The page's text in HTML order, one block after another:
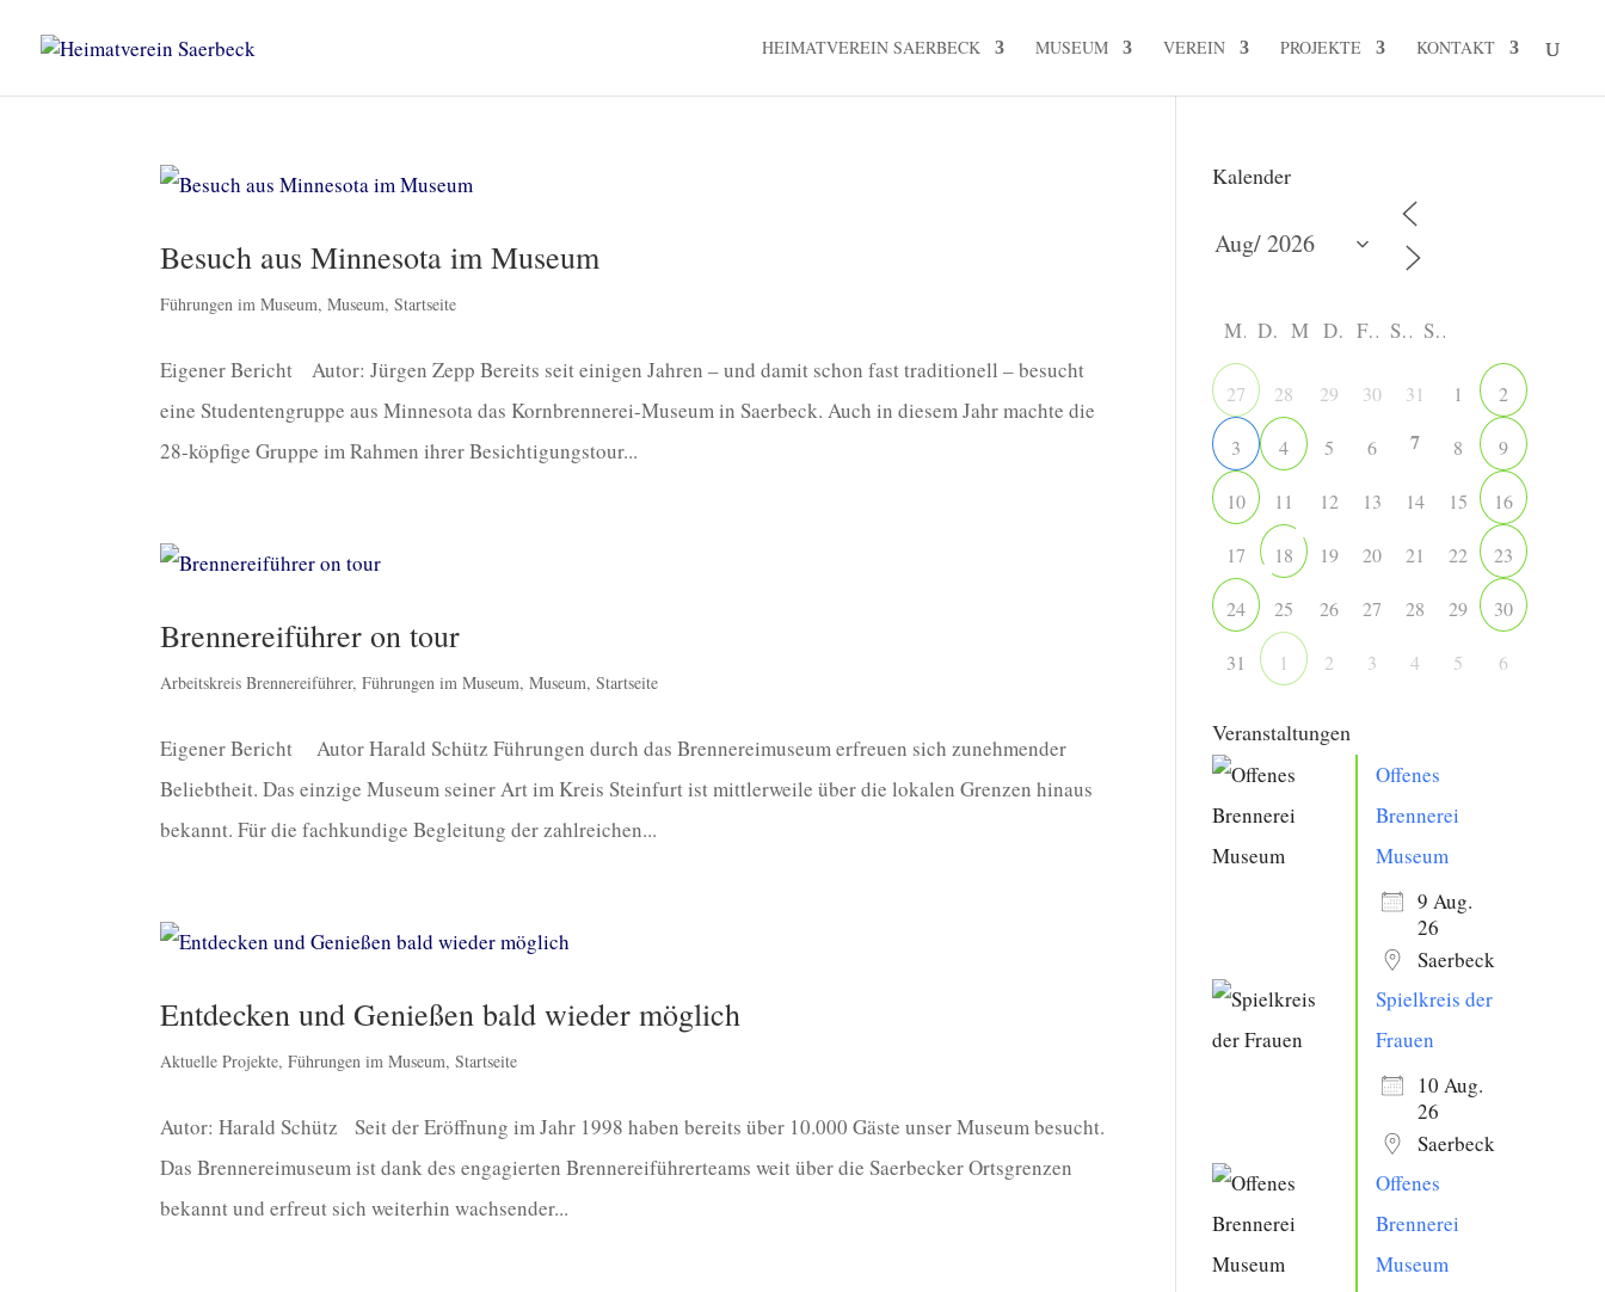
HEIMATVEREIN SAERBECK MUSEUM VEREIN PROJEKTE KONTAKT
Besuch aus Minnesota im Museum
Führungen im Museum,Museum,Startseite
Eigener Bericht Autor: Jürgen Zepp Bereits seit einigen Jahren – und damit schon fast traditionell – besucht
eine Studentengruppe aus Minnesota das Kornbrennerei-Museum in Saerbeck. Auch in diesem Jahr machte die
28-köpfige Gruppe im Rahmen ihrer Besichtigungstour...
Brennereiführer on tour
Arbeitskreis Brennereiführer,Führungen im Museum,Museum,Startseite
Eigener Bericht Autor Harald Schütz Führungen durch das Brennereimuseum erfreuen sich zunehmender
Beliebtheit. Das einzige Museum seiner Art im Kreis Steinfurt ist mittlerweile über die lokalen Grenzen hinaus
bekannt. Für die fachkundige Begleitung der zahlreichen...
Entdecken und Genießen bald wieder möglich
Aktuelle Projekte,Führungen im Museum,Startseite
Autor: Harald Schütz Seit der Eröffnung im Jahr 1998 haben bereits über 10.000 Gäste unser Museum besucht.
Das Brennereimuseum ist dank des engagierten Brennereiführerteams weit über die Saerbecker Ortsgrenzen
bekannt und erfreut sich weiterhin wachsender...
Kalender
M D M D F S S
27 28 29 30 31 1 2
3 4 5 6 7 8 9
10 11 12 13 14 15 16
17 18 19 20 21 22 23
24 25 26 27 28 29 30
31 1 2 3 4 5 6
Veranstaltungen
Offenes
Brennerei
Museum
9 Aug.
26
Saerbeck
Spielkreis der
Frauen
10 Aug.
26
Saerbeck
Offenes
Brennerei
Museum